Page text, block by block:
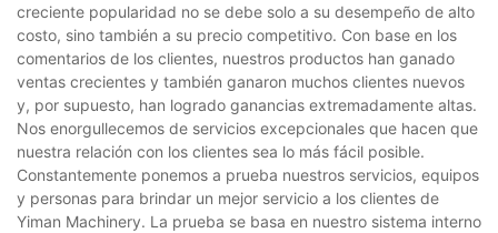
creciente popularidad no se debe solo a su desempeño de alto
costo, sino también a su precio competitivo. Con base en los
comentarios de los clientes, nuestros productos han ganado
ventas crecientes y también ganaron muchos clientes nuevos
y, por supuesto, han logrado ganancias extremadamente altas.
Nos enorgullecemos de servicios excepcionales que hacen que
nuestra relación con los clientes sea lo más fácil posible.
Constantemente ponemos a prueba nuestros servicios, equipos
y personas para brindar un mejor servicio a los clientes de
Yiman Machinery. La prueba se basa en nuestro sistema interno